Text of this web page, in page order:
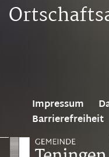
Impressum
Barrierefreiheit